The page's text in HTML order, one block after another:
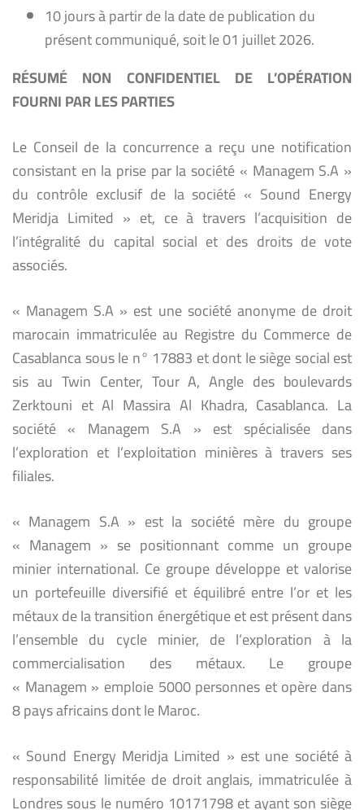
10 jours à partir de la date de publication du
présent communiqué, soit le 01 juillet 2026.
RÉSUMÉ NON CONFIDENTIEL DE L’OPÉRATION
FOURNI PAR LES PARTIES
Le Conseil de la concurrence a reçu une notification
consistant en la prise par la société « Managem S.A »
du contrôle exclusif de la société « Sound Energy
Meridja Limited » et, ce à travers l’acquisition de
l’intégralité du capital social et des droits de vote
associés.
« Managem S.A » est une société anonyme de droit
marocain immatriculée au Registre du Commerce de
Casablanca sous le n° 17883 et dont le siège social est
sis au Twin Center, Tour A, Angle des boulevards
Zerktouni et Al Massira Al Khadra, Casablanca. La
société « Managem S.A » est spécialisée dans
l’exploration et l’exploitation minières à travers ses
filiales.
« Managem S.A » est la société mère du groupe
« Managem » se positionnant comme un groupe
minier international. Ce groupe développe et valorise
un portefeuille diversifié et équilibré entre l’or et les
métaux de la transition énergétique et est présent dans
l’ensemble du cycle minier, de l’exploration à la
commercialisation des métaux. Le groupe
« Managem » emploie 5000 personnes et opère dans
8 pays africains dont le Maroc.
« Sound Energy Meridja Limited » est une société à
responsabilité limitée de droit anglais, immatriculée à
Londres sous le numéro 10171798 et ayant son siège